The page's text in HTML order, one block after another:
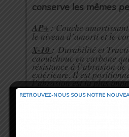
conserve les mêmes
AP+ : Couche
le niveau d’amorti et le
X-10 : Durabilité et
caoutchouc en carbone
résistance à l’abrasion de
extérieure. Il est
l’abrasion est la plus
RETROUVEZ-NOUS SOUS NOTRE